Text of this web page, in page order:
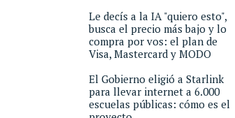
Le decís a la IA "quiero esto",
busca el precio más bajo y lo
compra por vos: el plan de
Visa, Mastercard y MODO
El Gobierno eligió a Starlink
para llevar internet a 6.000
escuelas públicas: cómo es el